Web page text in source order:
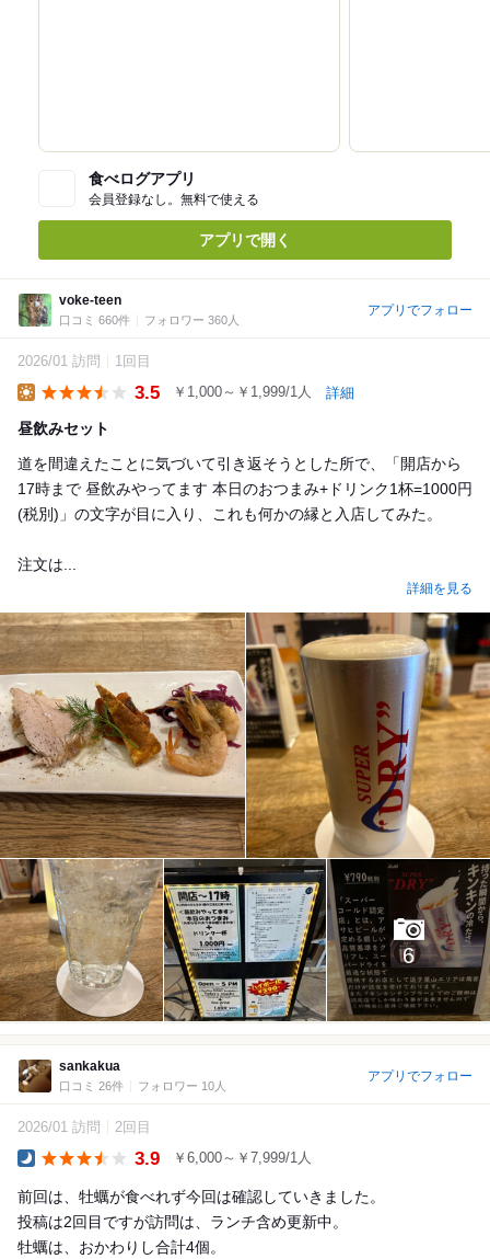
食べログアプリ
会員登録なし。無料で使える
アプリで開く
voke-teen
口コミ 660件 フォロワー 360人
アプリでフォロー
2026/01 訪問 1回目
3.5 ￥1,000～￥1,999/1人 詳細
昼飲みセット
道を間違えたことに気づいて引き返そうとした所で、「開店から
17時まで 昼飲みやってます 本日のおつまみ+ドリンク1杯=1000円
(税別)」の文字が目に入り、これも何かの縁と入店してみた。
注文は...
詳細を見る
6
sankakua
口コミ 26件 フォロワー 10人
アプリでフォロー
2026/01 訪問 2回目
3.9 ￥6,000～￥7,999/1人
前回は、牡蠣が食べれず今回は確認していきました。
投稿は2回目ですが訪問は、ランチ含め更新中。
牡蠣は、おかわりし合計4個。